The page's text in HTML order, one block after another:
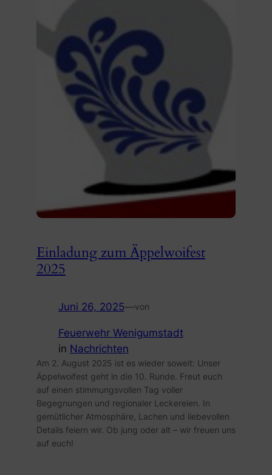
Einladung zum Äppelwoifest
2025
Juni 26, 2025—von
Feuerwehr Wenigumstadt
in Nachrichten
Am 2. August 2025 ist es wieder soweit: Unser
Äppelwoifest geht in die 10. Runde. Freut euch
auf einen stimmungsvollen Tag voller
Begegnungen und regionaler Leckereien. In
gemütlicher Atmosphäre, Lachen und liebevollen
Details feiern wir. Ob jung oder alt – wir freuen uns
auf euch!